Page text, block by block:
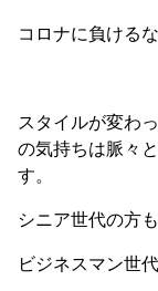
コロナに負ける
スタイルが変わ
の気持ちは脈々
す。
シニア世代の方
ビジネスマン世代